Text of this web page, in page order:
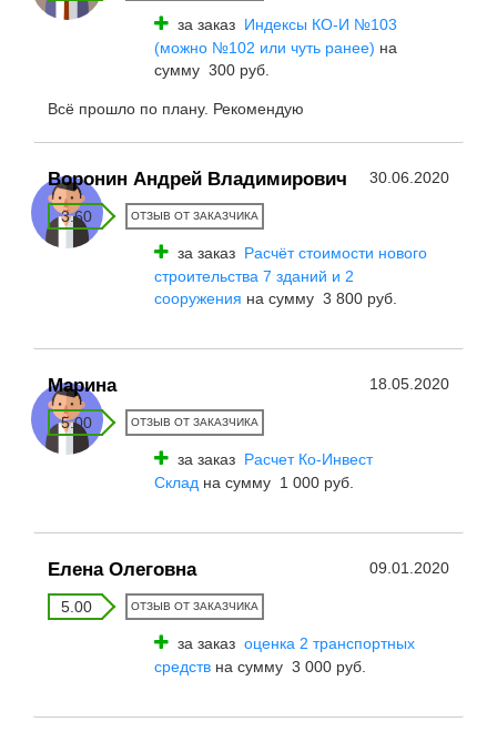
за заказ Индексы КО-И №103
(можно №102 или чуть ранее) на
сумму 300 руб.
Всё прошло по плану. Рекомендую
Воронин Андрей Владимирович 30.06.2020
3.60 ОТЗЫВ ОТ ЗАКАЗЧИКА
за заказ Расчёт стоимости нового
строительства 7 зданий и 2
сооружения на сумму 3 800 руб.
Марина 18.05.2020
5.00 ОТЗЫВ ОТ ЗАКАЗЧИКА
за заказ Расчет Ко-Инвест
Склад на сумму 1 000 руб.
Елена Олеговна 09.01.2020
5.00 ОТЗЫВ ОТ ЗАКАЗЧИКА
за заказ оценка 2 транспортных
средств на сумму 3 000 руб.